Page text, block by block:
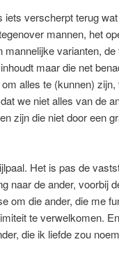
verscherpt terug
mannen, het
varianten,
maar die net
alles te (kunnen)
we niet alles van de
zijn die niet door een
Het is pas de
naar de ander, voorbij
om die ander, die me
te verwelkomen.
die ik liefde zou